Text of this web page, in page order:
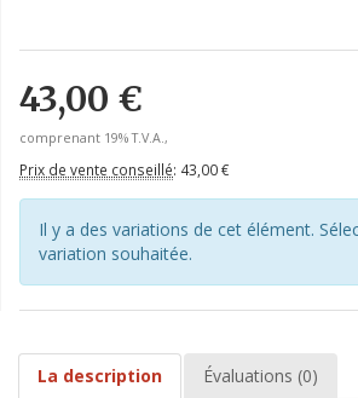
43,00 €
comprenant 19% T.V.A.,
Prix de vente conseillé: 43,00 €
Il y a des variations de cet élément.
variation souhaitée.
La description Évaluations (0)